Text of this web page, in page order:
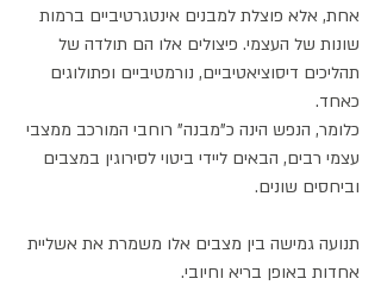
אחת, אלא פוצלת למבנים אינטגרטיביים ברמות
שונות של העצמי. פיצולים אלו הם תולדה של
תהליכים דיסוציאטיביים, נורמטיביים ופתולוגים
כאחד.
כלומר, הנפש הינה כ"מבנה" רוחבי המורכב ממצבי
עצמי רבים, הבאים ליידי ביטוי לסירוגין במצבים
וביחסים שונים.
תנועה גמישה בין מצבים אלו משמרת את אשליית
אחדות באופן בריא וחיובי.